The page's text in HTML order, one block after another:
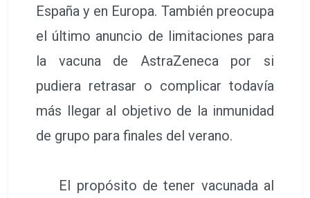
España y en Europa. También preocupa
el último anuncio de limitaciones para
la vacuna de AstraZeneca por si
pudiera retrasar o complicar todavía
más llegar al objetivo de la inmunidad
de grupo para finales del verano.
El propósito de tener vacunada al